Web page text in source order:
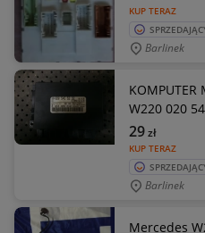
KUP TERAZ
Barlinek
KOMPUTER
W220
KUP TERAZ
29zł
Barlinek
Mercedes